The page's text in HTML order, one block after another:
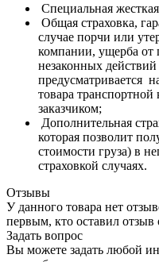
Специальная
Общая страховка,
случае порчи или
компании, ущерба от
незаконных
предусматривается
товара
заказчиком;
Дополнительная
которая позволит
стоимости груза) в
страховкой случаях.
Отзывы
У данного товара нет
первым, кто оставил отзыв
Задать вопрос
Вы можете задать любой